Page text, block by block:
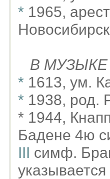
* 1965,
В МУЗЫКЕ
* 1613, ум.
* 1938, род.
* 1944,
Бадене 4ю
III симф.